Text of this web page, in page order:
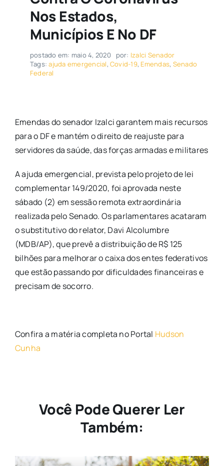
Nos Estados,
Municípios E No DF
postado em: maio 4, 2020 por: Izalci Senador
Tags:ajuda emergencial,Covid-19, Emendas, Senado
Federal
Emendas do senador Izalci garantem mais recursos
para o DF e mantém o direito de reajuste para
servidores da saúde, das forças armadas e militares
A ajuda emergencial, prevista pelo projeto de lei
complementar 149/2020, foi aprovada neste
sábado (2) em sessão remota extraordinária
realizada pelo Senado. Os parlamentares acataram
o substitutivo do relator, Davi Alcolumbre
(MDB/AP), que prevê a distribuição de R$ 125
bilhões para melhorar o caixa dos entes federativos
que estão passando por dificuldades financeiras e
precisam de socorro.
Confira a matéria completa no Portal Hudson
Cunha
Você Pode Querer Ler
Também: